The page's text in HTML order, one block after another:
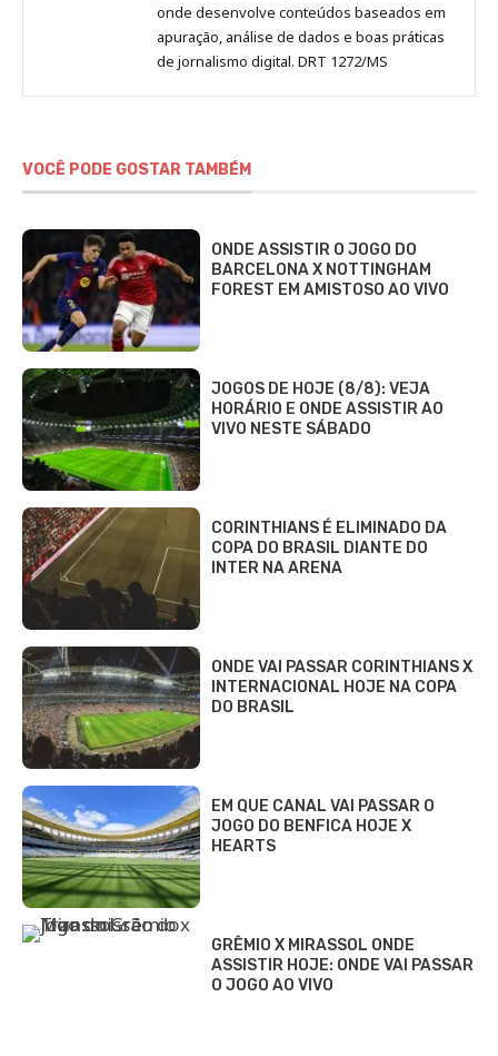
onde desenvolve conteúdos baseados em
apuração, análise de dados e boas práticas
de jornalismo digital. DRT 1272/MS
VOCÊ PODE GOSTAR TAMBÉM
ONDE ASSISTIR O JOGO DO
BARCELONA X NOTTINGHAM
FOREST EM AMISTOSO AO VIVO
JOGOS DE HOJE (8/8): VEJA
HORÁRIO E ONDE ASSISTIR AO
VIVO NESTE SÁBADO
CORINTHIANS É ELIMINADO DA
COPA DO BRASIL DIANTE DO
INTER NA ARENA
ONDE VAI PASSAR CORINTHIANS X
INTERNACIONAL HOJE NA COPA
DO BRASIL
EM QUE CANAL VAI PASSAR O
JOGO DO BENFICA HOJE X
HEARTS
GRÊMIO X MIRASSOL ONDE
ASSISTIR HOJE: ONDE VAI PASSAR
O JOGO AO VIVO